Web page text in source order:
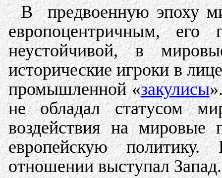
В предвоенную эпоху
европоцентричным, его
неустойчивой, в
исторические игроки в
промышленной «закулисы
не обладал статусом
воздействия на
европейскую
отношении выступал Запад.